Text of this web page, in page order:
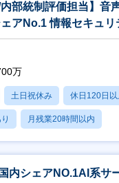
内部統制評価担当】音
アNo.1 情報セキュリ
万
土日祝休み 休日120日以
月残業20時間以内
内シェアNO.1AI系サ